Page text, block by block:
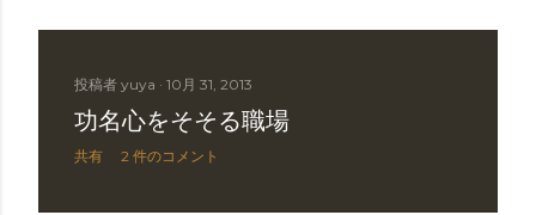
投稿者 yuya 10月 31, 2013
功名心をそそる職場
共有 2 件のコメント